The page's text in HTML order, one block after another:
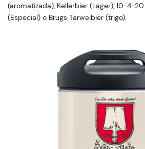
(aromatizada), Kellerbier (Lager), 10-4-20
(Especial) o Brugs Tarweibier (trigo).